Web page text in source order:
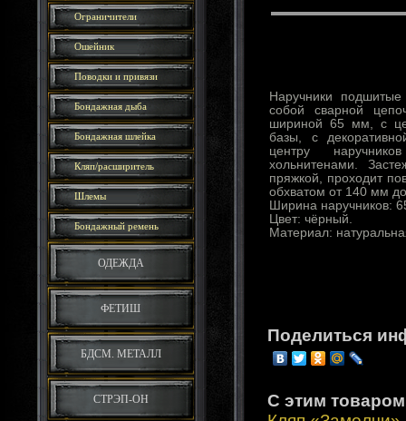
Ограничители
Ошейник
Поводки и привязи
Бондажная дыба
Бондажная шлейка
Кляп/расширитель
Шлемы
Бондажный ремень
ОДЕЖДА
ФЕТИШ
БДСМ. МЕТАЛЛ
СТРЭП-ОН
Наручники
собой сварной
шириной 65 мм, с
базы, с
центру
хольнитенами.
пряжкой, проходит
обхватом от 140 мм
Ширина наручников:
Цвет: чёрный.
Материал:
Поделиться
С этим